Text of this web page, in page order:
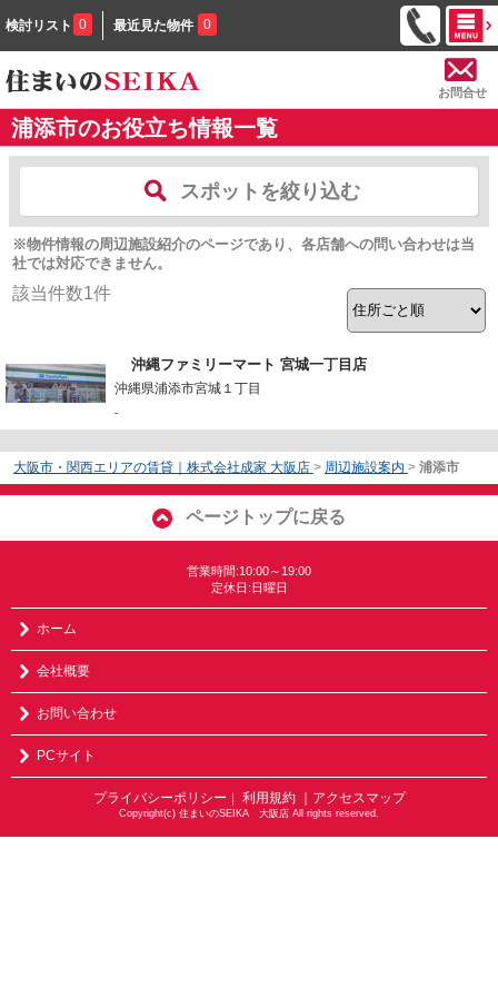
検討リスト 0 最近見た物件 0
お問合せ
浦添市のお役立ち情報一覧
スポットを絞り込む
※物件情報の周辺施設紹介のページであり、各店舗への問い合わせは当
社では対応できません。
該当件数1件
沖縄ファミリーマート 宮城一丁目店
沖縄県浦添市宮城１丁目
-
大阪市・関西エリアの賃貸｜株式会社成家 大阪店 > 周辺施設案内 > 浦添市
ページトップに戻る
営業時間:10:00～19:00
定休日:日曜日
ホーム
会社概要
お問い合わせ
PCサイト
プライバシーポリシー ｜ 利用規約 ｜アクセスマップ
Copyright(c) 住まいのSEIKA 大阪店 All rights reserved.